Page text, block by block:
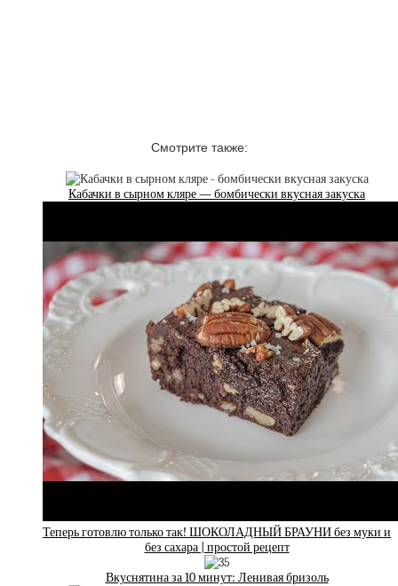
Смотрите также:
Кабачки в сырном кляре — бомбически вкусная закуска
Теперь готовлю только так! ШОКОЛАДНЫЙ БРАУНИ без муки и
без сахара | простой рецепт
Вкуснятина за 10 минут: Ленивая бризоль